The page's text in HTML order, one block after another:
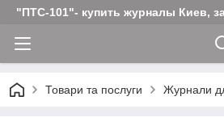
"ПТС-101"- купить журналы Киев,
Товари та послуги Журнали